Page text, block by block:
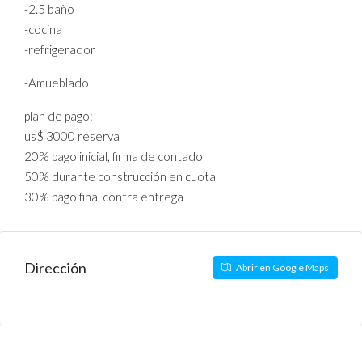
-2.5 baño
-cocina
-refrigerador
-Amueblado
plan de pago:
us$ 3000 reserva
20% pago inicial, firma de contado
50% durante construcción en cuota
30% pago final contra entrega
Dirección Abrir en Google Maps